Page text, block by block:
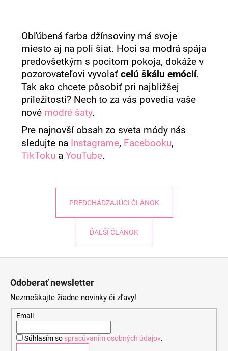
Obľúbená farba džínsoviny má svoje
miesto aj na poli šiat. Hoci sa modrá spája
predovšetkým s pocitom pokoja, dokáže v
pozorovateľovi vyvolať celú škálu emócií.
Tak ako chcete pôsobiť pri najbližšej
príležitosti? Nech to za vás povedia vaše
nové modré šaty.
Pre najnovší obsah zo sveta módy nás
sledujte na Instagrame, Facebooku,
TikToku aYouTube.
PREDCHÁDZAJÚCI ČLÁNOK
ĎALŠÍ ČLÁNOK
Odoberať newsletter
Nezmeškajte žiadne novinky či zľavy!
Email
Súhlasím so spracúvaním osobných údajov.